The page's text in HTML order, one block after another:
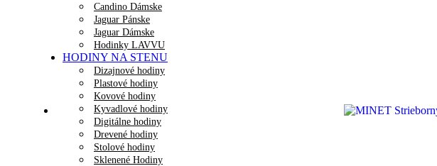
Candino Dámske
Jaguar Pánske
Jaguar Dámske
Hodinky LAVVU
HODINY NA STENU
Dizajnové hodiny
Plastové hodiny
Kovové hodiny
Kyvadlové hodiny
Digitálne hodiny
Drevené hodiny
Stolové hodiny
Sklenené Hodiny